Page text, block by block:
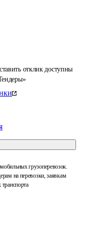
отклик доступны
грузоперевозок.
на перевозки, заявкам
транспорта